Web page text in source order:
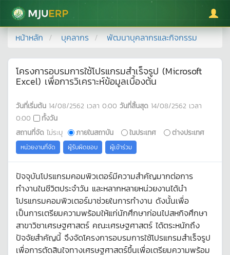
มหาวิทยาลัยแม่โจ้
หน้าหลัก บุคลากร พัฒนาบุคลากรและกิจกรรม
โครงการอบรมการใช้โปรแกรมสำเร็จรูป (Microsoft
Excel) เพื่อการวิเคราะห์ข้อมูลเบื้องต้น
วันที่เริ่มต้น 14/08/2562 เวลา 0:00 วันที่สิ้นสุด 14/08/2562 เวลา
0:00
ทั้งวัน
สถานที่จัด ไม่ระบุ ภายในสถาบัน ในประเทศ ต่างประเทศ
หน่วยงานที่จัด ผู้รับผิดชอบ ผู้เข้าร่วม
ปัจจุบันโปรแกรมคอมพิวเตอร์มีความสำคัญมากต่อการ
ทำงานในชีวิตประจำวัน และหลากหลายหน่วยงานได้นำ
โปรแกรมคอมพิวเตอร์มาช่วยในการทำงาน ดังนั้นเพื่อ
เป็นการเตรียมความพร้อมให้แก่นักศึกษาก่อนไปสหกิจศึกษา
สาขาวิชาเศรษฐศาสตร์ คณะเศรษฐศาสตร์ ได้ตระหนักถึง
ปัจจัยสำคัญนี้ จึงจัดโครงการอบรมการใช้โปรแกรมสำเร็จรูป
เพื่อการตัดสินใจทางเศรษฐศาสตร์ขึ้นเพื่อเตรียมความพร้อม